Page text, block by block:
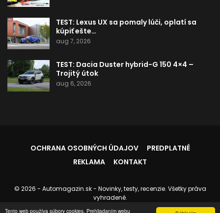
Tento web používa súbory cookies. Prehliadaním webu
TEST: Lexus UX sa pomaly lúči, oplatí sa
kúpiť ešte…
aug 7, 2026
TEST: Dacia Duster hybrid-G 150 4×4 –
Trojitý útok
aug 6, 2026
OCHRANA OSOBNÝCH ÚDAJOV
PREDPLATNÉ
REKLAMA
KONTAKT
© 2026 - Automagazin.sk - Novinky, testy, recenzie. Všetky práva
vyhradené.
Stránku spravuje:Instedo.com